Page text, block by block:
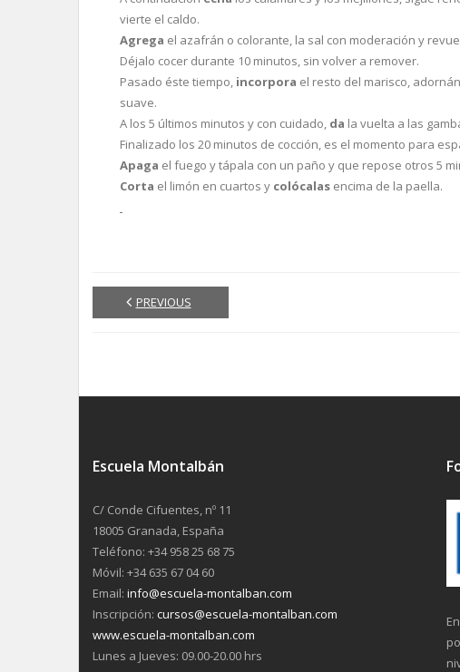
vierte el caldo.
Agrega el azafrán o colorante, la sal con moderación y
Déjalo cocer durante 10 minutos, sin volver a remover.
Pasado éste tiempo, incorpora el resto del marisco,
suave.
A los 5 últimos minutos y con cuidado, da la vuelta a las
Finalizado los 20 minutos de cocción, es el momento para
Apaga el fuego y tápala con un paño y que repose otros 5
Corta el limón en cuartos y colócalas encima de la paella.
PREVIOUS
Escuela Montalbán
C/ Conde Cifuentes, nº 11
18005 Granada, España
Teléfono: +34 958 25 68 75
Móvil: +34 635 67 04 60
Email: info@escuela-montalban.com
Inscripción: cursos@escuela-montalban.com
www.escuela-montalban.com
Lunes a Jueves: 09.00-20.00 hrs